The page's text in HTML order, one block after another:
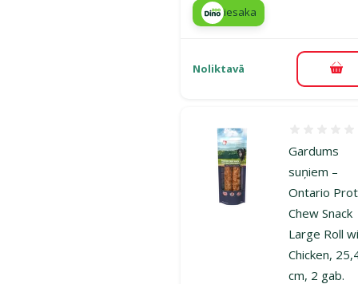
iesaka
Noliktavā
Gardums
suņiem –
Ontario
Chew Snack
Large Roll
Chicken,
cm, 2 gab.